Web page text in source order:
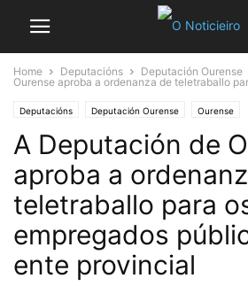
Home Deputacións Deputación Ourense
Ourense aproba a ordenanza de teletraballo
Deputacións Deputación Ourense Ourense
A Deputación de
aproba a
teletraballo para
empregados
ente provincial